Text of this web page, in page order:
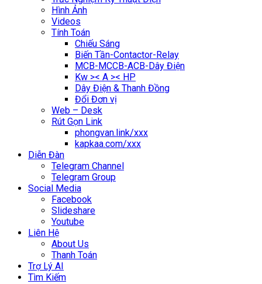
Hình Ảnh
Videos
Tính Toán
Chiếu Sáng
Biến Tần-Contactor-Relay
MCB-MCCB-ACB-Dây Điện
Kw >< A >< HP
Dây Điện & Thanh Đồng
Đổi Đơn vị
Web – Desk
Rút Gọn Link
phongvan.link/xxx
kapkaa.com/xxx
Diễn Đàn
Telegram Channel
Telegram Group
Social Media
Facebook
Slideshare
Youtube
Liên Hệ
About Us
Thanh Toán
Trợ Lý AI
Tìm Kiếm